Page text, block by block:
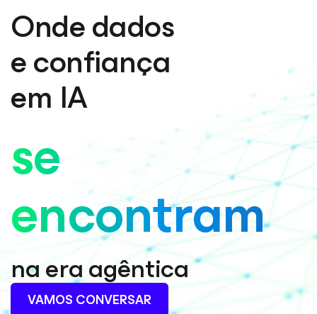
Onde dados
e confiança
em IA
se
encontram
na era agêntica
VAMOS CONVERSAR